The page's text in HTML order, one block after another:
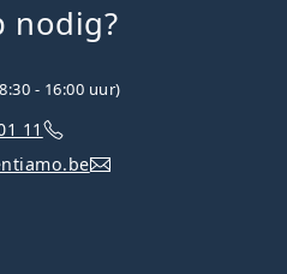
nodig?
- 16:00 uur)
11